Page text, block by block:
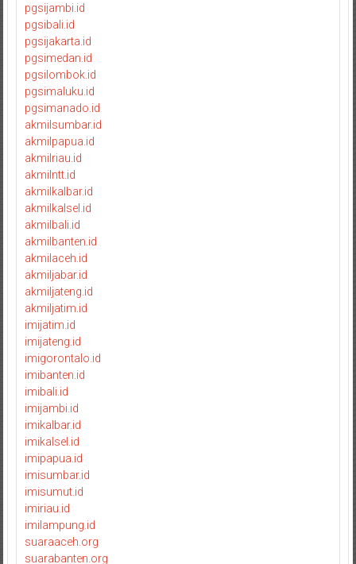
pgsijambi.id
pgsibali.id
pgsijakarta.id
pgsimedan.id
pgsilombok.id
pgsimaluku.id
pgsimanado.id
akmilsumbar.id
akmilpapua.id
akmilriau.id
akmilntt.id
akmilkalbar.id
akmilkalsel.id
akmilbali.id
akmilbanten.id
akmilaceh.id
akmiljabar.id
akmiljateng.id
akmiljatim.id
imijatim.id
imijateng.id
imigorontalo.id
imibanten.id
imibali.id
imijambi.id
imikalbar.id
imikalsel.id
imipapua.id
imisumbar.id
imisumut.id
imiriau.id
imilampung.id
suaraaceh.org
suarabanten.org